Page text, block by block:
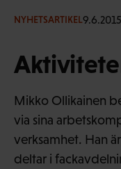
NYHETSARTIKEL
Mikko Ollikainen
via sina
verksamhet. Han
deltar i